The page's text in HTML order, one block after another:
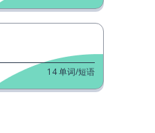
14单词/短语